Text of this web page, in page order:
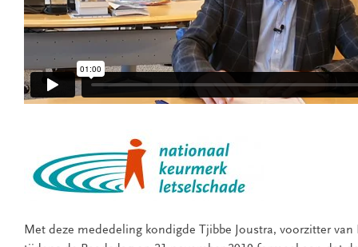
Met deze mededeling kondigde Tjibbe Joustra, voorzitter van